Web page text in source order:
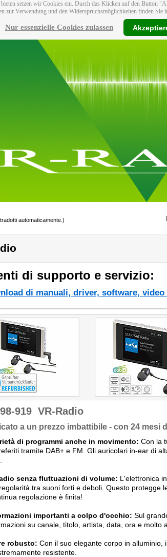
setzen wir Cookies ein. Durch das Klicken auf den Button
zur Verwendung und den Widerspruchsmöglichkeiten finden Sie
Nur essenzielle Cookies zulassen
automaticamente.)
di supporto e servizio:
di manuali, driver, software,
919 VR-Radio
a un prezzo imbattibile - con 24 mesi
di programmi anche in movimento: Con la
tramite DAB+ e FM. Gli auricolari in-ear di
senza fluttuazioni di volume: L'elettronica
tra suoni forti e deboli. Questo protegge
regolazione è finita!
importanti a colpo d'occhio: Sul
su canale, titolo, artista, data, ora e molto
robusto: Con il suo elegante corpo in alluminio,
resistente.